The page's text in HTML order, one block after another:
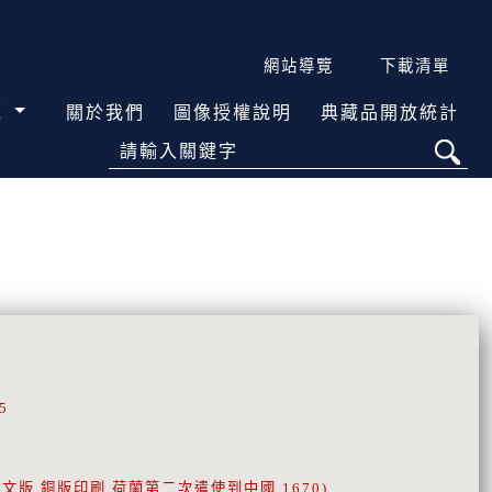
網站導覽 下載清單
關於我們 圖像授權說明 典藏品開放統計
請輸入關鍵字
版 銅版印刷 荷蘭第二次遣使到中國 1670)